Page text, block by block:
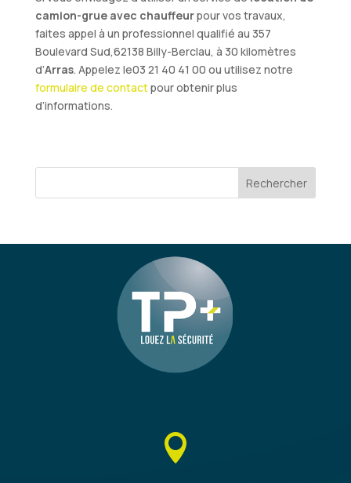
camion-grue avec chauffeurpour vos travaux,
faites appel à un professionnel qualifié au 357
Boulevard Sud,62138 Billy-Berclau, à 30 kilomètres
d’Arras. Appelez le03 21 40 41 00 ou utilisez notre
formulaire de contactpour obtenir plus
d’informations.
